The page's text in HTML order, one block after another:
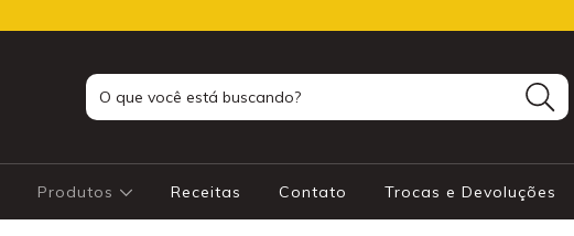
Produtos Receitas Contato Trocas e Devoluções